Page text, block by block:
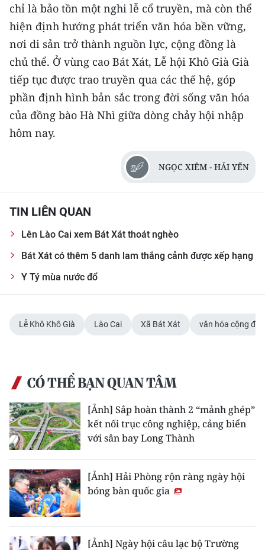
chỉ là bảo tồn một nghi lễ cổ truyền, mà còn thể
hiện định hướng phát triển văn hóa bền vững,
nơi di sản trở thành nguồn lực, cộng đồng là
chủ thể. Ở vùng cao Bát Xát, Lễ hội Khô Già Già
tiếp tục được trao truyền qua các thế hệ, góp
phần định hình bản sắc trong đời sống văn hóa
của đồng bào Hà Nhì giữa dòng chảy hội nhập
hôm nay.
NGỌC XIÊM - HẢI YẾN
TIN LIÊN QUAN
Lên Lào Cai xem Bát Xát thoát nghèo
Bát Xát có thêm 5 danh lam thắng cảnh được xếp hạng
Y Tý mùa nước đổ
Lễ Khô Khô Già Lào Cai Xã Bát Xát văn hóa cộng
CÓ THỂ BẠN QUAN TÂM
[Ảnh] Sắp hoàn thành 2 “mảnh ghép”
kết nối trục công nghiệp, cảng biển
với sân bay Long Thành
[Ảnh] Hải Phòng rộn ràng ngày hội
bóng bàn quốc gia
[Ảnh] Ngày hội câu lạc bộ Trường